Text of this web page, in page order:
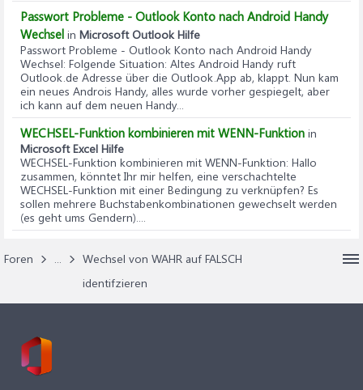
Passwort Probleme - Outlook Konto nach Android Handy
Wechsel in Microsoft Outlook Hilfe
Passwort Probleme - Outlook Konto nach Android Handy
Wechsel: Folgende Situation: Altes Android Handy ruft
Outlook.de Adresse über die Outlook.App ab, klappt. Nun kam
ein neues Androis Handy, alles wurde vorher gespiegelt, aber
ich kann auf dem neuen Handy...
WECHSEL-Funktion kombinieren mit WENN-Funktion in
Microsoft Excel Hilfe
WECHSEL-Funktion kombinieren mit WENN-Funktion: Hallo
zusammen, könntet Ihr mir helfen, eine verschachtelte
WECHSEL-Funktion mit einer Bedingung zu verknüpfen? Es
sollen mehrere Buchstabenkombinationen gewechselt werden
(es geht ums Gendern)....
Foren ...
Wechsel von WAHR auf FALSCH
identifzieren